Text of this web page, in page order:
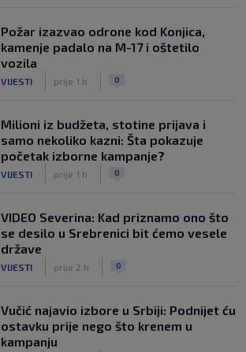
Požar izazvao odrone kod Konjica,
kamenje padalo na M-17 i oštetilo
vozila
VIJESTI prije 1 h 0
Milioni iz budžeta, stotine prijava i
samo nekoliko kazni: Šta pokazuje
početak izborne kampanje?
VIJESTI prije 1 h 0
VIDEO Severina: Kad priznamo ono što
se desilo u Srebrenici bit ćemo vesele
države
VIJESTI prije 2 h 0
Vučić najavio izbore u Srbiji: Podnijet ću
ostavku prije nego što krenem u
kampanju